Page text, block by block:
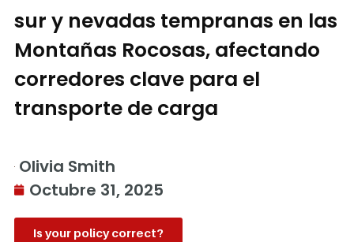
sur y nevadas tempranas en las
Montañas Rocosas, afectando
corredores clave para el
transporte de carga
Olivia Smith
Octubre 31, 2025
Is your policy correct?